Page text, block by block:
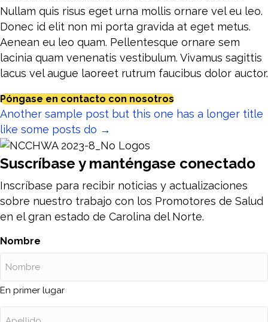
Nullam quis risus eget urna mollis ornare vel eu leo.
Donec id elit non mi porta gravida at eget metus.
Aenean eu leo quam. Pellentesque ornare sem
lacinia quam venenatis vestibulum. Vivamus sagittis
lacus vel augue laoreet rutrum faucibus dolor auctor.
Póngase en contacto con nosotros
Posts
navigation
Another sample post but this one has a longer title
like some posts do →
Suscríbase y manténgase conectado
Inscríbase para recibir noticias y actualizaciones
sobre nuestro trabajo con los Promotores de Salud
en el gran estado de Carolina del Norte.
Nombre
En primer lugar